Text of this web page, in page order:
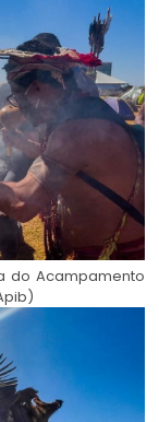
do Acampamento